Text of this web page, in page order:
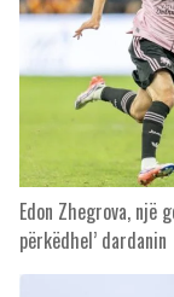
Edon Zhegrova, një
përkëdhel’ dardanin